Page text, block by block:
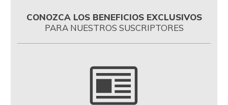
CONOZCA LOS BENEFICIOS EXCLUSIVOS
PARA NUESTROS SUSCRIPTORES